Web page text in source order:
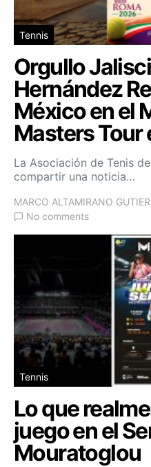
Tennis
Orgullo
Hernández
México en el
Masters Tour
La Asociación de Tenis
compartir una noticia…
MARCO ALTAMIRANO
No comments
Tennis
Lo que
juego en el
Mouratoglou